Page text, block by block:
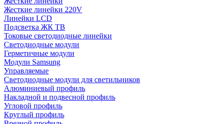
Жесткие линейки 220V
Линейки LCD
Подсветка ЖК ТВ
Токовые светодиодные линейки
Светодиодные модули
Герметичные модули
Модули Samsung
Управляемые
Светодиодные модули для светильников
Алюминиевый профиль
Накладной и подвесной профиль
Угловой профиль
Круглый профиль